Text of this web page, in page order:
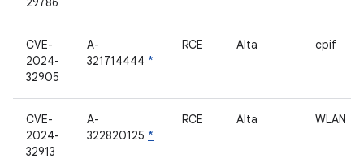
CVE-
2024-
32905
A-
321714444 *
RCE Alta cpif
CVE-
2024-
32913
A-
322820125 *
RCE Alta WLAN